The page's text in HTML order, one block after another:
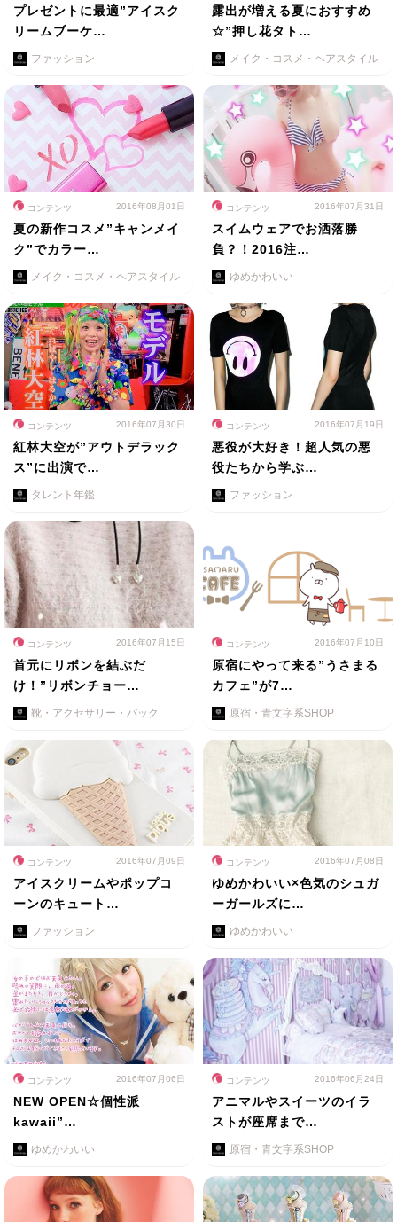
プレゼントに最適”アイスク
リームブーケ…
ファッション
露出が増える夏におすすめ
☆”押し花タト…
メイク・コスメ・ヘアスタイル
コンテンツ 2016年08月01日
夏の新作コスメ”キャンメイ
ク”でカラー…
メイク・コスメ・ヘアスタイル
コンテンツ 2016年07月31日
スイムウェアでお洒落勝
負？！2016注…
ゆめかわいい
コンテンツ 2016年07月30日
紅林大空が”アウトデラック
ス”に出演で…
タレント年鑑
コンテンツ 2016年07月19日
悪役が大好き！超人気の悪
役たちから学ぶ…
ファッション
コンテンツ 2016年07月15日
首元にリボンを結ぶだ
け！”リボンチョー…
靴・アクセサリー・バック
コンテンツ 2016年07月10日
原宿にやって来る”うさまる
カフェ”が7…
原宿・青文字系SHOP
コンテンツ 2016年07月09日
アイスクリームやポップコ
ーンのキュート…
ファッション
コンテンツ 2016年07月08日
ゆめかわいい×色気のシュガ
ーガールズに…
ゆめかわいい
コンテンツ 2016年07月06日
NEW OPEN☆個性派
kawaii”…
ゆめかわいい
コンテンツ 2016年06月24日
アニマルやスイーツのイラ
ストが座席まで…
原宿・青文字系SHOP